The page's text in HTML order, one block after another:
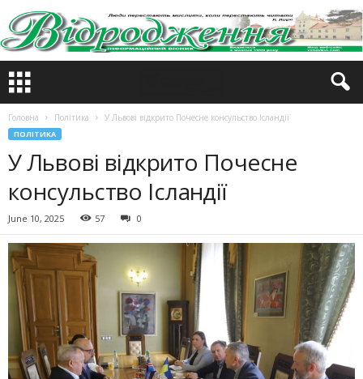
Головна Політика У Львові відкрито Почесне консульство Ісландії
ПОЛІТИКА
У Львові відкрито Почесне
консульство Ісландії
June 10, 2025 57 0